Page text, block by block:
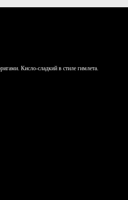
Кисло-сладкий в стиле гимлета.